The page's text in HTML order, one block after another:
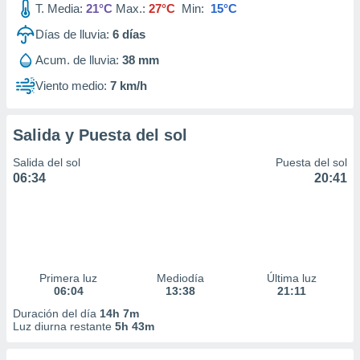
utilizar
crear un
la
medir el
de la
de
de
uso de
T. Media: 21°C Max.: 27°C Min: 15°C
Días de lluvia: 6 días
Acum. de lluvia: 38 mm
Viento medio: 7 km/h
Salida y Puesta del sol
Salida del sol
06:34
Puesta del sol
20:41
Primera luz
06:04
Mediodía
13:38
Última luz
21:11
Duración del día 14h 7m
Luz diurna restante 5h 43m